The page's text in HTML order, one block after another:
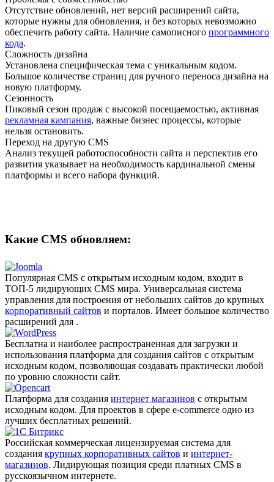
Отсутствие обновлений, нет версий расширений сайта,
которые нужны для обновления, и без которых невозможно
обеспечить работу сайта. Наличие самописного программного
кода.
Сложность дизайна
Установлена специфическая тема с уникальным кодом.
Большое количестве страниц для ручного переноса дизайна на
новую платформу.
Сезонность
Пиковый сезон продаж с высокой посещаемостью, активная
рекламная кампания, важные бизнес процессы, которые
нельзя остановить.
Переход на другую CMS
Анализ текущей работоспособности сайта и перспектив его
развития указывает на необходимость кардинальной смены
платформы и всего набора функций.
Какие CMS обновляем:
Популярная CMS с открытым исходным кодом, входит в
ТОП-5 лидирующих CMS мира. Универсальная система
управления для построения от небольших сайтов до крупных
корпоративный сайтов и порталов. Имеет большое количество
расширений для .
Бесплатна и наиболее распро­страненная для загрузки и
использования платформа для создания сайтов с открытым
исходным кодом, позволяющая создавать практически любой
по уровню сложности сайт.
Платформа для создания интернет магазинов с открытым
исходным кодом. Для проектов в сфере e-commerce одно из
лучших бесплатных решений.
Российская коммерческая лицензируемая система для
создания крупных корпоративных сайтов и интернет-
магазинов. Лидирующая позиция среди платных CMS в
русскоязычном интернете.